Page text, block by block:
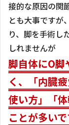
接的な原因の関
とも大事ですが
り、脚を手術し
しれませんが
脚自体にO脚
く、「内臓
使い方」「
ことが多いで